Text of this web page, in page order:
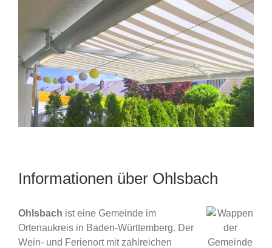
Informationen über Ohlsbach
Ohlsbach ist eine Gemeinde im
Ortenaukreis in Baden-Württemberg. Der
Wein- und Ferienort mit zahlreichen